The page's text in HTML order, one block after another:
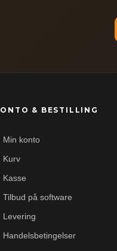
& BESTILLING
Min konto
Kurv
Kasse
Tilbud på software
Levering
Handelsbetingelser